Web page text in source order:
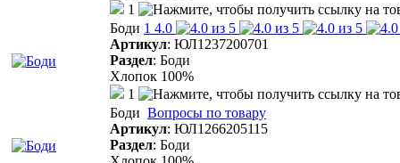
1
Боди 1 4.0
Артикул: ЮЛ1237200701
Раздел: Боди
Хлопок 100%
1
Боди Вопросы по товару
Артикул: ЮЛ1266205115
Раздел: Боди